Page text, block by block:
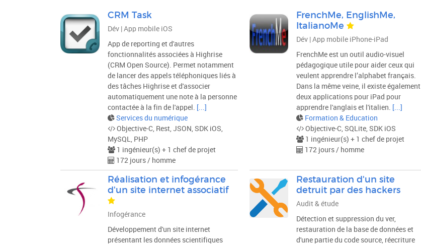
CRM Task
Dév | App mobile iOS
App de reporting et d'autres
fonctionnalités associées à Highrise
(CRM Open Source). Permet notamment
de lancer des appels téléphoniques liés à
des tâches Highrise et d'associer
automatiquement une note à la personne
contactée à la fin de l'appel. [...]
Services du numérique
Objective-C, Rest, JSON, SDK iOS,
MySQL, PHP
1 ingénieur(s) + 1 chef de projet
172 jours / homme
FrenchMe, EnglishMe,
ItalianoMe
Dév | App mobile iPhone-iPad
FrenchMe est un outil audio-visuel
pédagogique utile pour aider ceux qui
veulent apprendre l’alphabet français.
Dans la même veine, il existe également
deux applications pour iPad pour
apprendre l'anglais et l'italien. [...]
Formation & Education
Objective-C, SQLite, SDK iOS
1 ingénieur(s) + 1 chef de projet
172 jours / homme
Réalisation et infogérance
d'un site internet associatif
Infogérance
Développement d'un site internet
présentant les données scientifiques
Restauration d'un site
detruit par des hackers
Audit & étude
Détection et suppression du ver,
restauration de la base de données et
d'une partie du code source, réecriture